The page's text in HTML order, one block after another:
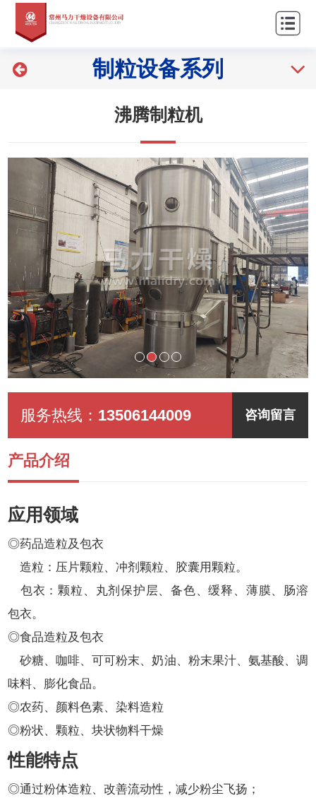
产
新
讯
案
们
制粒设备系列
沸腾制粒机
服务热线： 13506144009 咨询留言
产品介绍
应用领域
◎药品造粒及包衣
造粒：压片颗粒、冲剂颗粒、胶囊用颗粒。
包衣：颗粒、丸剂保护层、备色、缓释、薄膜、肠溶
包衣。
◎食品造粒及包衣
砂糖、咖啡、可可粉末、奶油、粉末果汁、氨基酸、调
味料、膨化食品。
◎农药、颜料色素、染料造粒
◎粉状、颗粒、块状物料干燥
性能特点
◎通过粉体造粒、改善流动性，减少粉尘飞扬；